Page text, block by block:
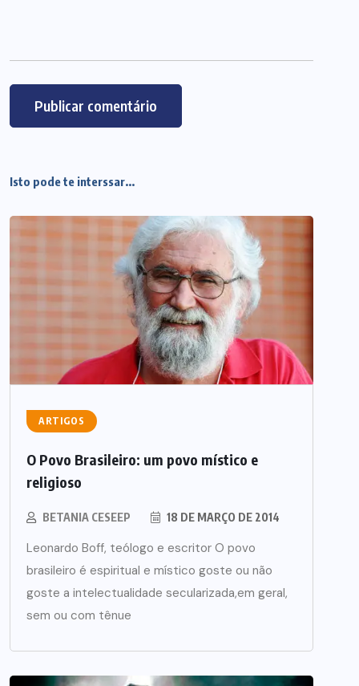
Isto pode te interssar...
ARTIGOS
O Povo Brasileiro: um povo místico e
religioso
BETANIA CESEEP 18 DE MARÇO DE 2014
Leonardo Boff, teólogo e escritor O povo
brasileiro é espiritual e místico goste ou não
goste a intelectualidade secularizada,em geral,
sem ou com tênue